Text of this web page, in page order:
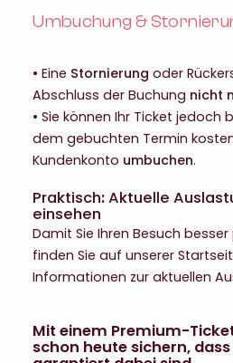
Umbuchung &
• Eine Stornierung oder
Abschluss der Buchung nicht
• Sie können Ihr Ticket jedoch
dem gebuchten Termin
Kundenkonto umbuchen.
Praktisch:Aktuelle
einsehen
Damit Sie Ihren Besuch
finden Sie auf unserer
Informationen zur aktuellen
Mit einem Premium-
schon heute sichern,